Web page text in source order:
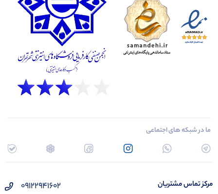
ما در شبکه های اجتماعی
مرکز تماس مشتریان ۰۹۱۲۲۹۴۱۶۰۲